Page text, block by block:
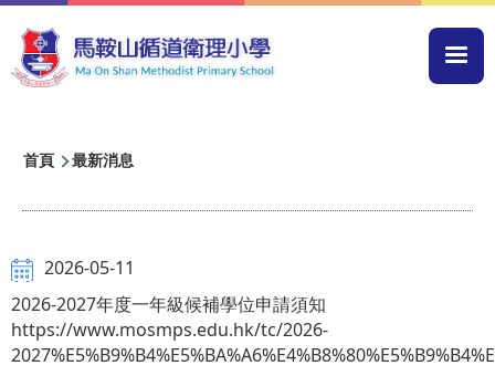
移至主內容
導
連
結
首頁 最新消息
2026-05-11
2026-2027年度一年級候補學位申請須知
https://www.mosmps.edu.hk/tc/2026-